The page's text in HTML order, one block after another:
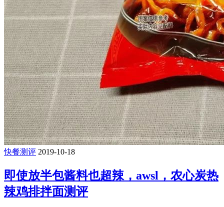
快餐测评 2019-10-18
即使放半包酱料也超辣，awsl，农心炭热
辣鸡排拌面测评